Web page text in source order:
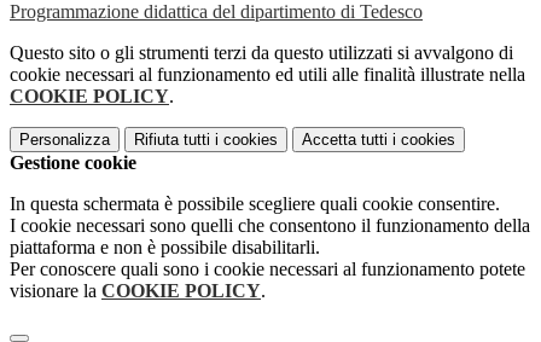
Programmazione didattica del dipartimento di Tedesco
Questo sito o gli strumenti terzi da questo utilizzati si avvalgono di
cookie necessari al funzionamento ed utili alle finalità illustrate nella
COOKIE POLICY.
Personalizza Rifiuta tutti i cookies Accetta tutti i cookies
Gestione cookie
In questa schermata è possibile scegliere quali cookie consentire.
I cookie necessari sono quelli che consentono il funzionamento della
piattaforma e non è possibile disabilitarli.
Per conoscere quali sono i cookie necessari al funzionamento potete
visionare la COOKIE POLICY.